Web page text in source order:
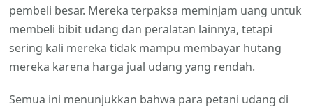
pembeli besar. Mereka terpaksa meminjam uang untuk
membeli bibit udang dan peralatan lainnya, tetapi
sering kali mereka tidak mampu membayar hutang
mereka karena harga jual udang yang rendah.
Semua ini menunjukkan bahwa para petani udang di